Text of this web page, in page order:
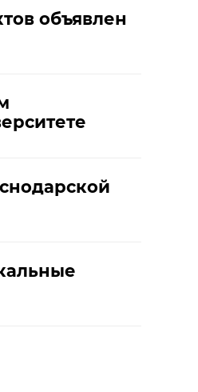
объявлен